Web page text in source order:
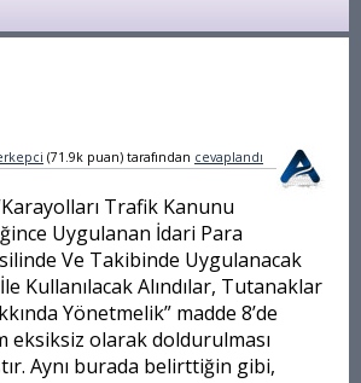
(71.9k puan) tarafından cevaplandı
Trafik Kanunu
Uygulanan İdari Para
Ve Takibinde Uygulanacak
Kullanılacak Alındılar, Tutanaklar
Yönetmelik” madde 8’de
eksiksiz olarak doldurulması
Aynı burada belirttiğin gibi,